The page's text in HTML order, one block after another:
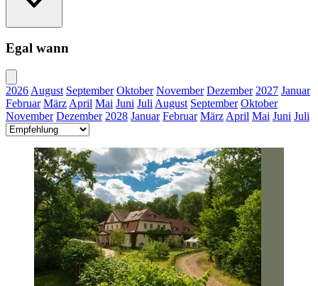
Egal wann
2026 August September Oktober November Dezember 2027 Januar
Februar März April Mai Juni Juli August September Oktober
November Dezember 2028 Januar Februar März April Mai Juni Juli